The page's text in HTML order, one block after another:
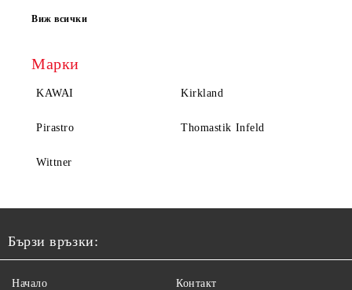
Виж всички
Марки
KAWAI Kirkland
Pirastro Thomastik Infeld
Wittner
Бързи връзки:
Начало Контакт